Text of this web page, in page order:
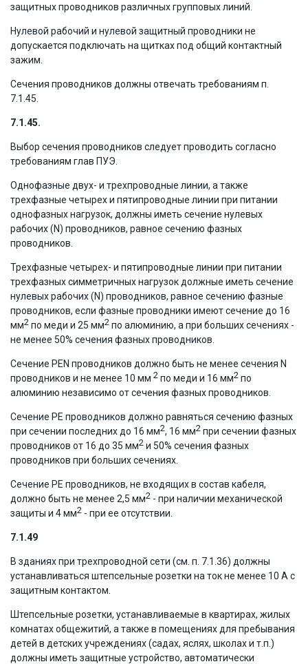
защитных проводников различных групповых линий.
Нулевой рабочий и нулевой защитный проводники не
допускается подключать на щитках под общий контактный
зажим.
Сечения проводников должны отвечать требованиям п.
7.1.45.
7.1.45.
Выбор сечения проводников следует проводить согласно
требованиям глав ПУЭ.
Однофазные двух- и трехпроводные линии, а также
трехфазные четырех и пятипроводные линии при питании
однофазных нагрузок, должны иметь сечение нулевых
рабочих (N) проводников, равное сечению фазных
проводников.
Трехфазные четырех- и пятипроводные линии при питании
трехфазных симметричных нагрузок должные иметь сечение
нулевых рабочих (N) проводников, равное сечению фазные
проводников, если фазные проводники имеют сечение до 16
мм2 по меди и 25 мм2 по алюминию, а при больших сечениях -
не менее 50% сечения фазных проводников.
Сечение РЕN проводников должно быть не менее сечения N
проводников и не менее 10 мм 2 по меди и 16 мм2 по
алюминию независимо от сечения фазных проводников.
Сечение PE проводников должно равняться сечению фазных
при сечении последних до 16 мм2, 16 мм2 при сечении фазных
проводников от 16 до 35 мм2 и 50% сечения фазных
проводников при больших сечениях.
Сечение PE проводников, не входящих в состав кабеля,
должно быть не менее 2,5 мм2 - при наличии механической
защиты и 4 мм2 - при ее отсутствии.
7.1.49
В зданиях при трехпроводной сети (см. п. 7.1.36) должны
устанавливаться штепсельные розетки на ток не менее 10 А с
защитным контактом.
Штепсельные розетки, устанавливаемые в квартирах, жилых
комнатах общежитий, а также в помещениях для пребывания
детей в детских учреждениях (садах, яслях, школах и т.п.)
должны иметь защитные устройство, автоматически